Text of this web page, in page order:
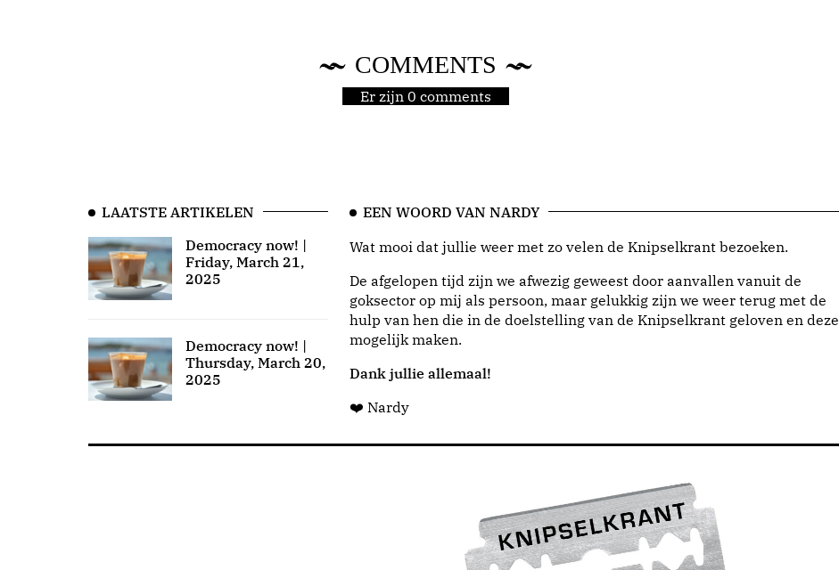
COMMENTS
Er zijn 0 comments
LAATSTE ARTIKELEN
Democracy now! |
Friday, March 21,
2025
Democracy now! |
Thursday, March 20,
2025
EEN WOORD VAN NARDY
Wat mooi dat jullie weer met zo velen de Knipselkrant bezoeken.
De afgelopen tijd zijn we afwezig geweest door aanvallen vanuit de
goksector op mij als persoon, maar gelukkig zijn we weer terug met de
hulp van hen die in de doelstelling van de Knipselkrant geloven en deze
mogelijk maken.
Dank jullie allemaal!
❤️ Nardy